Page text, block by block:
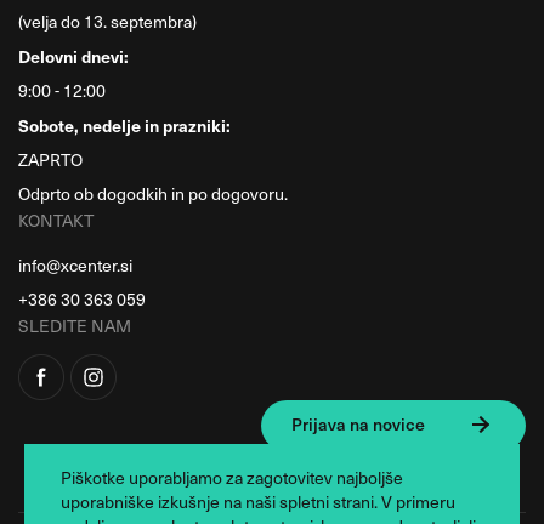
(velja do 13. septembra)
Delovni dnevi:
9:00 - 12:00
Sobote, nedelje in prazniki:
ZAPRTO
Odprto ob dogodkih in po dogovoru.
KONTAKT
info@xcenter.si
+386 30 363 059
SLEDITE NAM
Prijava na novice
Piškotke uporabljamo za zagotovitev najboljše
uporabniške izkušnje na naši spletni strani. V primeru